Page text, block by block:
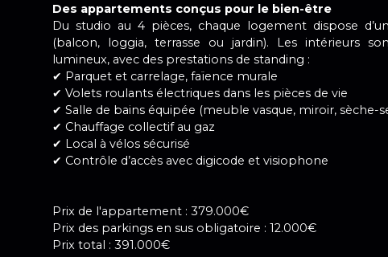
Des appartements conçus pour le bien-être
Du studio au 4 pièces, chaque logement dispose
(balcon, loggia, terrasse ou jardin). Les intérieurs
lumineux, avec des prestations de standing :
✔ Parquet et carrelage, faïence murale
✔ Volets roulants électriques dans les pièces de vie
✔ Salle de bains équipée (meuble vasque, miroir, sèche-
✔ Chauffage collectif au gaz
✔ Local à vélos sécurisé
✔ Contrôle d’accès avec digicode et visiophone
Prix de l'appartement : 379.000€
Prix des parkings en sus obligatoire : 12.000€
Prix total : 391.000€